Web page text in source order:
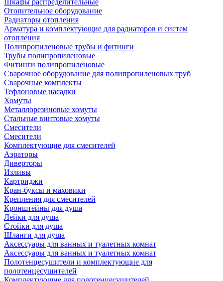
Отопительное оборудование
Радиаторы отопления
Арматура и комплектующие для радиаторов и систем
отопления
Полипропиленовые трубы и фитинги
Трубы полипропиленовые
Фитинги полипропиленовые
Сварочное оборудование для полипропиленовых труб
Сварочные комплекты
Тефлоновые насадки
Хомуты
Металлорезиновые хомуты
Стальные винтовые хомуты
Смесители
Смесители
Комплектующие для смесителей
Аэраторы
Диверторы
Изливы
Картриджи
Кран-буксы и маховики
Крепления для смесителей
Кронштейны для душа
Лейки для душа
Стойки для душа
Шланги для душа
Аксессуары для ванных и туалетных комнат
Аксессуары для ванных и туалетных комнат
Полотенцесушители и комплектующие для
полотенцесушителей